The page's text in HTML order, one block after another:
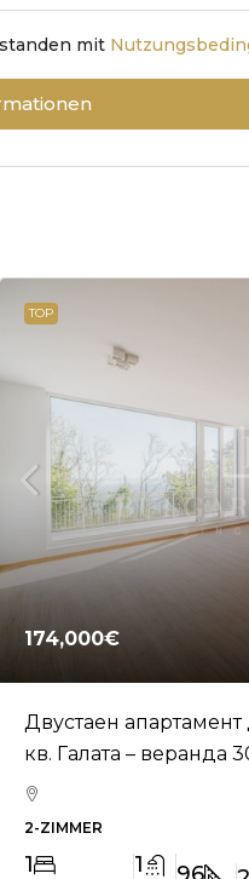
mit
TOP
174,000€
Двустаен
кв. Галата – веранда
2-ZIMMER
1 1